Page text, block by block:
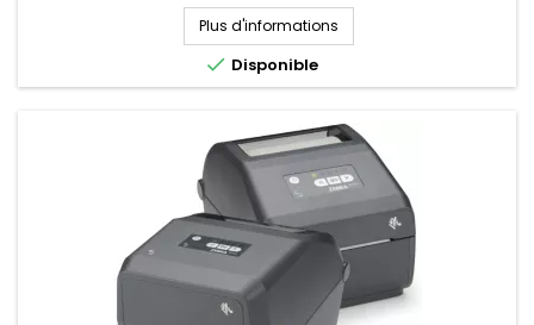
Plus d'informations
 Disponible